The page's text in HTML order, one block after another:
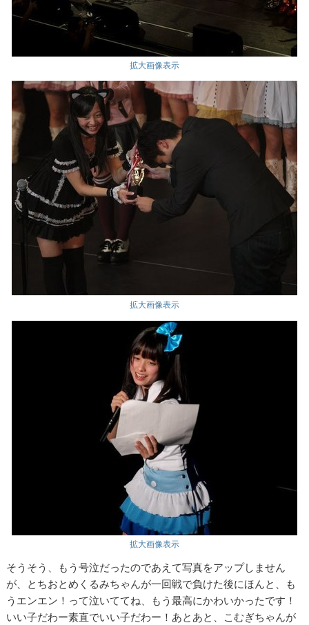
拡大画像表示
拡大画像表示
拡大画像表示
そうそう、もう号泣だったのであえて写真をアップしません
が、とちおとめくるみちゃんが一回戦で負けた後にほんと、も
うエンエン！って泣いててね、もう最高にかわいかったです！
いい子だわー素直でいい子だわー！あとあと、こむぎちゃんが